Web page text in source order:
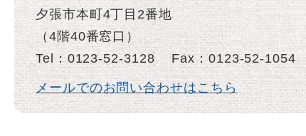
夕張市本町4丁目2番地
（4階40番窓口）
Tel：0123-52-3128
Fax：0123-52-1054
メールでのお問い合わせはこちら